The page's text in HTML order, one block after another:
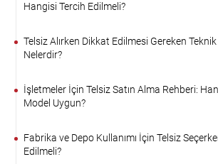
Hangisi Tercih Edilmeli?
Telsiz Alırken Dikkat Edilmesi Gereken
Nelerdir?
İşletmeler İçin Telsiz Satın Alma Rehberi:
Model Uygun?
Fabrika ve Depo Kullanımı İçin Telsiz
Edilmeli?